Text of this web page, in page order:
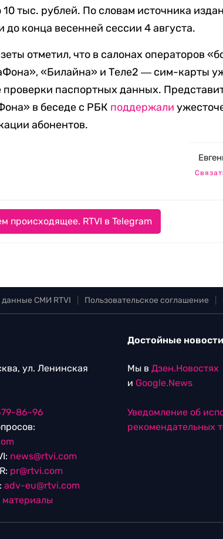
тыс. рублей. По словам источника
конца весенней сессии 4 августа.
отметил, что в салонах операторов
«Билайна» и Теле2 ― сим-карты
проверки паспортных данных.
в беседе с РБК поддержали
абонентов.
происходящее. RTVI в Telegram
СМИ RTVI Пользовательское соглашение
ул. Ленинская
86-96
news@rtvi.com
pr@rtvi.com
adv-eu@rtvi.com
материалы
Достойные новости
Мы в Дзен.Новостях
и Google.News
Уведомление об
рекомендательных